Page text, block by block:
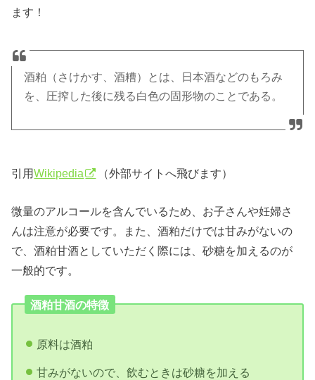
ます！
酒粕（さけかす、酒糟）とは、日本酒などのもろみ
を、圧搾した後に残る白色の固形物のことである。
引用Wikipedia （外部サイトへ飛びます）
微量のアルコールを含んでいるため、お子さんや妊婦さ
んは注意が必要です。また、酒粕だけでは甘みがないの
で、酒粕甘酒としていただく際には、砂糖を加えるのが
一般的です。
酒粕甘酒の特徴
原料は酒粕
甘みがないので、飲むときは砂糖を加える